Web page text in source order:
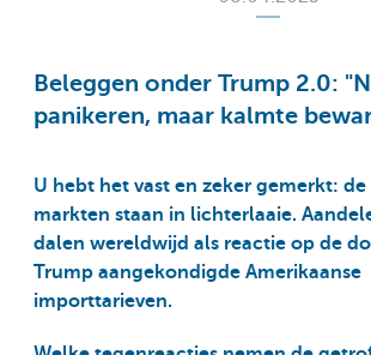
Beleggen onder Trump 2.0:
panikeren, maar kalmte
U hebt het vast en zeker gemerkt:
markten staan in lichterlaaie.
dalen wereldwijd als reactie op de
Trump aangekondigde Amerikaanse
importtarieven.